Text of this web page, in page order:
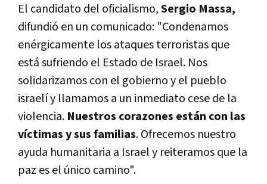
El candidato del oficialismo,Sergio Massa,
difundió en un comunicado: "Condenamos
enérgicamente los ataques terroristas que
está sufriendo el Estado de Israel. Nos
solidarizamos con el gobierno y el pueblo
israelí y llamamos a un inmediato cese de la
violencia. Nuestros corazones están con las
víctimas y sus familias. Ofrecemos nuestro
ayuda humanitaria a Israel y reiteramos que la
paz es el único camino".